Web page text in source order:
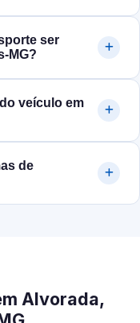
ser
veículo em
de
Alvorada,